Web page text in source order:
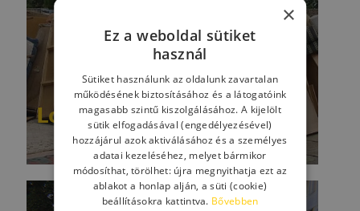
×
Ez a weboldal sütiket
használ
Sütiket használunk az oldalunk zavartalan
működésének biztosításához és a látogatóink
magasabb szintű kiszolgálásához. A kijelölt
sütik elfogadásával (engedélyezésével)
hozzájárul azok aktiválásához és a személyes
adatai kezeléséhez, melyet bármikor
módosíthat, törölhet: újra megnyithatja ezt az
ablakot a honlap alján, a süti (cookie)
beállításokra kattintva. Bővebben